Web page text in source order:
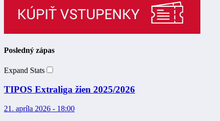
Posledný zápas
Expand Stats
TIPOS Extraliga žien 2025/2026
21. apríla 2026 - 18:00